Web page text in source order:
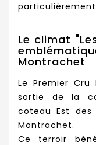
particulièrement
Le climat
Montrachet
Le Premier
sortie de la
coteau Est des
Montrachet.
Ce terroir